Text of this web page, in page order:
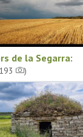
de la Segarra:
)